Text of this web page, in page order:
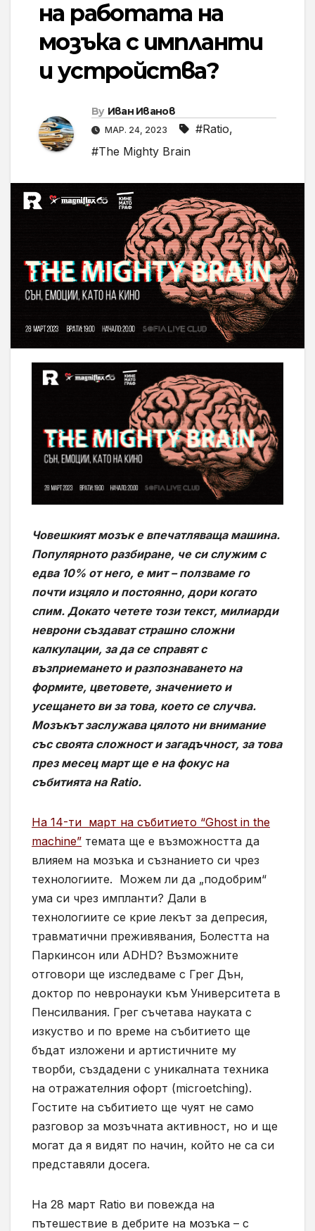
на работата на
мозъка с импланти
и устройства?
By Иван Иванов
МАР. 24, 2023 #Ratio,
#The Mighty Brain
Човешкият мозък е впечатляваща машина.
Популярното разбиране, че си служим с
едва 10% от него, е мит – ползваме го
почти изцяло и постоянно, дори когато
спим. Докато четете този текст, милиарди
неврони създават страшно сложни
калкулации, за да се справят с
възприемането и разпознаването на
формите, цветовете, значението и
усещането ви за това, което се случва.
Мозъкът заслужава цялото ни внимание
със своята сложност и загадъчност, за това
през месец март ще е на фокус на
събитията на Ratio.
На 14-ти март на събитието “Ghost in the
machine” темата ще е възможността да
влияем на мозъка и съзнанието си чрез
технологиите. Можем ли да „подобрим“
ума си чрез импланти? Дали в
технологиите се крие лекът за депресия,
травматични преживявания, Болестта на
Паркинсон или ADHD? Възможните
отговори ще изследваме с Грег Дън,
доктор по невронауки към Университета в
Пенсилвания. Грег съчетава науката с
изкуство и по време на събитието ще
бъдат изложени и артистичните му
творби, създадени с уникалната техника
на отражателния офорт (microetching).
Гостите на събитието ще чуят не само
разговор за мозъчната активност, но и ще
могат да я видят по начин, който не са си
представяли досега.
На 28 март Ratio ви повежда на
пътешествие в дебрите на мозъка – с